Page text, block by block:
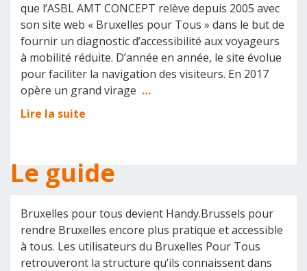
que l’ASBL AMT CONCEPT relève depuis 2005 avec
son site web « Bruxelles pour Tous » dans le but de
fournir un diagnostic d’accessibilité aux voyageurs
à mobilité réduite. D’année en année, le site évolue
pour faciliter la navigation des visiteurs. En 2017
opère un grand virage …
Lire la suite
Le guide
Bruxelles pour tous devient Handy.Brussels pour
rendre Bruxelles encore plus pratique et accessible
à tous. Les utilisateurs du Bruxelles Pour Tous
retrouveront la structure qu’ils connaissent dans